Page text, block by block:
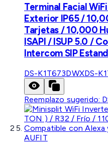
Terminal Facial
Exterior IP65 /
Tarjetas / 10,000
ISAPI / ISUP 5.0 /
Intercom SIP
DS-K1T673DWXDS-
Reemplazo sugerido:
AUFIT